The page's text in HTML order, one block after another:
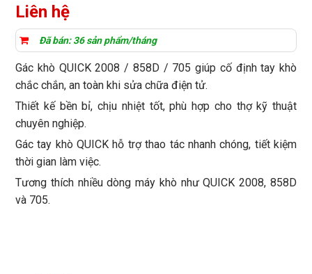
5 trên 5
dựa trên
11
đánh giá
Liên hệ
Đã bán: 36 sản phẩm/tháng
Gác khò QUICK 2008 / 858D / 705 giúp cố định tay khò
chắc chắn, an toàn khi sửa chữa điện tử.
Thiết kế bền bỉ, chịu nhiệt tốt, phù hợp cho thợ kỹ thuật
chuyên nghiệp.
Gác tay khò QUICK hỗ trợ thao tác nhanh chóng, tiết kiệm
thời gian làm việc.
Tương thích nhiều dòng máy khò như QUICK 2008, 858D
và 705.